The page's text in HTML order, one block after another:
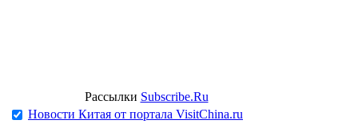
Рассылки Subscribe.Ru
Новости Китая от портала VisitChina.ru